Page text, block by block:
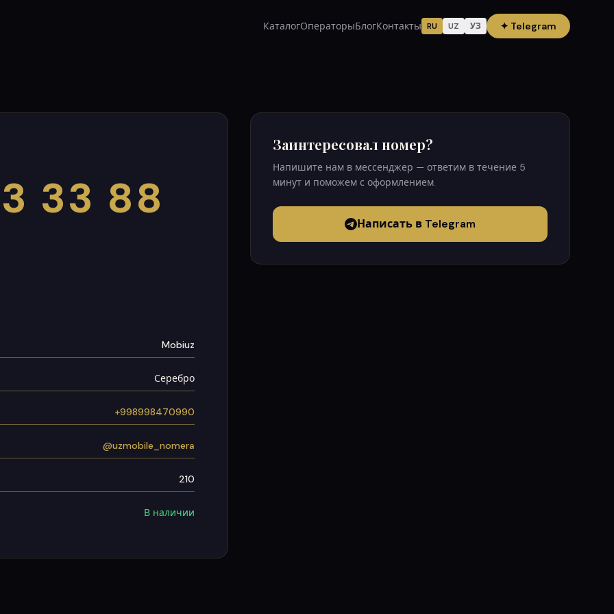
КаталогОператорыБлогКонтакты RU UZ УЗ ✦ Telegram
33 88
Mobiuz
Серебро
+998998470990
@uzmobile_nomera
210
В наличии
Заинтересовал номер?
Напишите нам в мессенджер — ответим в течение 5
минут и поможем с оформлением.
Написать в Telegram